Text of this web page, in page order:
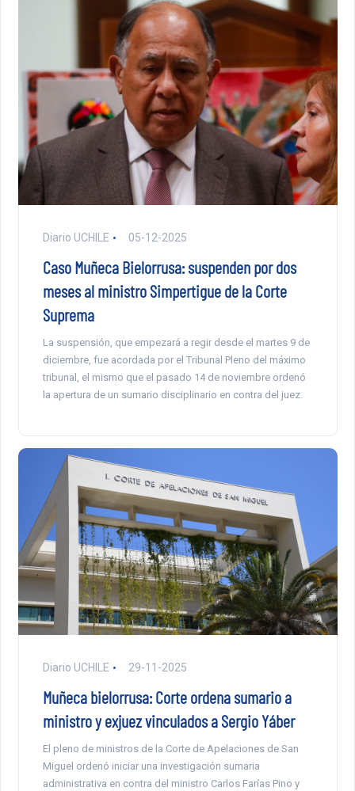
Diario UCHILE 05-12-2025
Caso Muñeca Bielorrusa: suspenden por dos
meses al ministro Simpertigue de la Corte
Suprema
La suspensión, que empezará a regir desde el martes 9 de
diciembre, fue acordada por el Tribunal Pleno del máximo
tribunal, el mismo que el pasado 14 de noviembre ordenó
la apertura de un sumario disciplinario en contra del juez.
Diario UCHILE 29-11-2025
Muñeca bielorrusa: Corte ordena sumario a
ministro y exjuez vinculados a Sergio Yáber
El pleno de ministros de la Corte de Apelaciones de San
Miguel ordenó iniciar una investigación sumaria
administrativa en contra del ministro Carlos Farías Pino y